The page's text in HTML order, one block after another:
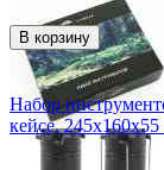
В корзину
Набор
кейсе,